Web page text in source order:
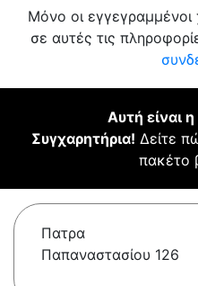
Μόνο οι
σε αυτές τις
Αυτή είναι
Συγχαρητήρια! Δείτε
πακέτο
Πατρα
Παπαναστασίου 126